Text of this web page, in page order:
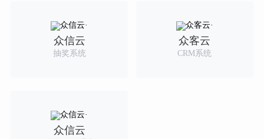
众信云
抽奖系统
众客云
CRM系统
众信云